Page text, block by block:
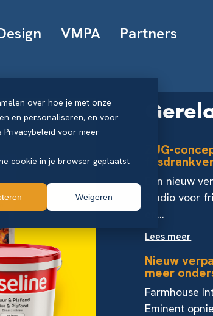
over hoe je met onze
en personaliseren, en voor
Privacybeleid voor meer
cookie in je browser geplaatst
Weigeren
VMPA
Partners
ZUG-
Een nieuw
Studio voor
en...
Lees meer
Nieuw
meer
Farmhouse
Eminent